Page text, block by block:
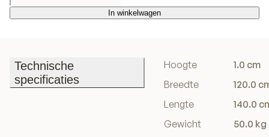
In winkelwagen
In winkelwagen
Technische
specificaties
Hoogte
1.0 cm
Breedte
120.0
Lengte
140.0
Gewicht
50.0 kg